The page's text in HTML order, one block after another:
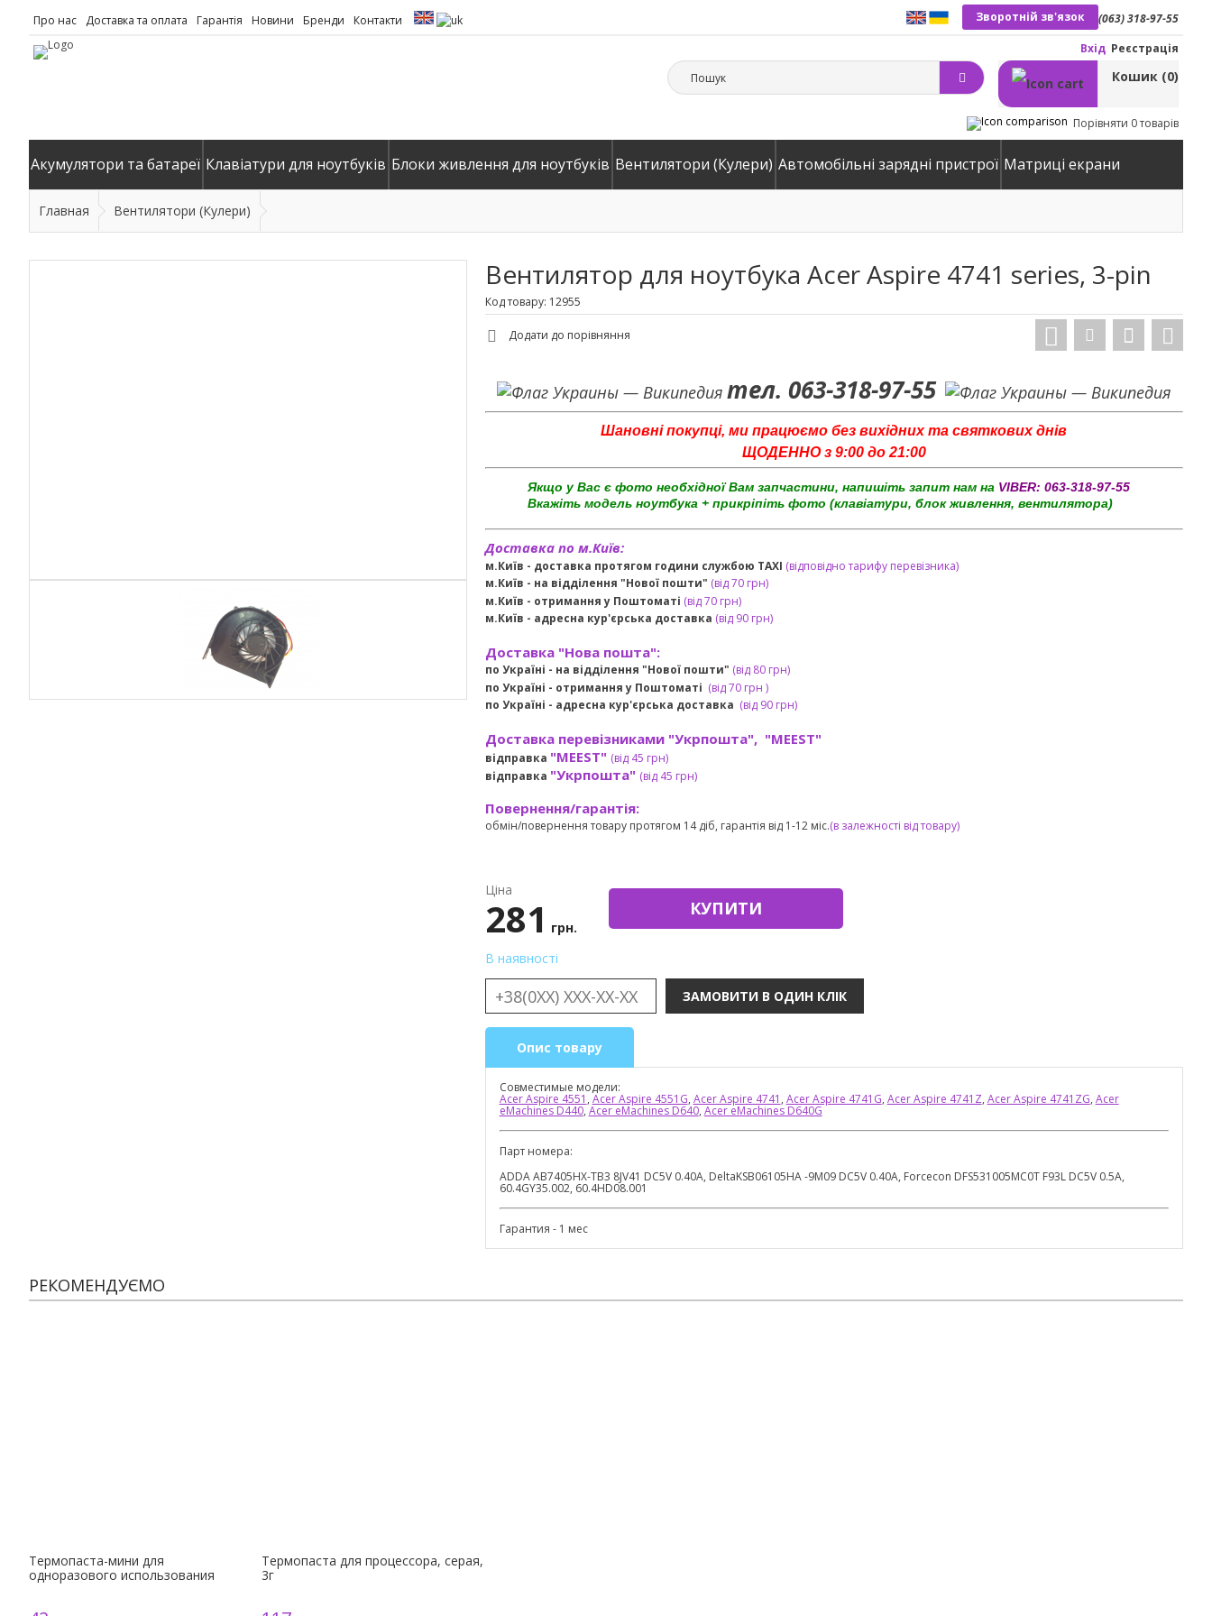
Про нас Доставка та оплата Гарантія Новини Бренди Контакти (063) 318-97-55
Зворотній зв'язок
Вхід Реєстрація
Кошик (0)
Порівняти 0 товарів
Акумулятори та батареї Клавіатури для ноутбуків Блоки живлення для ноутбуків Вентилятори (Кулери) Автомобільні зарядні пристрої Матриці екрани
Главная Вентилятори (Кулери)
Вентилятор для ноутбука Acer Aspire 4741 series, 3-pin
Код товару: 12955
Додати до порівняння
тел. 063-318-97-55
Шановні покупці, ми працюємо без вихідних та святкових днів
ЩОДЕННО з 9:00 до 21:00
Якщо у Вас є фото необхідної Вам запчастини, напишіть запит нам на VIBER: 063-318-97-55
Вкажіть модель ноутбука + прикріпіть фото (клавіатури, блок живлення, вентилятора)
Доставка по м.Київ:
м.Київ - доставка протягом години службою TAXI (відповідно тарифу перевізника)
м.Київ - на відділення "Нової пошти" (від 70 грн)
м.Київ - отримання у Поштоматі (від 70 грн)
м.Київ - адресна кур'єрська доставка (від90 грн)
Доставка "Нова пошта":
по Україні - на відділення "Нової пошти" (від 80 грн)
по Україні - отримання у Поштоматі (від 70 грн )
по Україні - адресна кур'єрська доставка (від90 грн)
Доставка перевізниками "Укрпошта", "MEEST"
відправка "MEEST" (від 45 грн)
відправка "Укрпошта" (від 45 грн)
Повернення/гарантія:
обмін/повернення товару протягом 14 діб, гарантія від 1-12 міс.(в залежності від товару)
Ціна
281 грн.
В наявності
КУПИТИ
Опис товару
Совместимые модели:
Acer Aspire 4551 , Acer Aspire 4551G, Acer Aspire 4741 , Acer Aspire 4741G, Acer Aspire 4741Z, Acer Aspire 4741ZG, Acer
eMachines D440, Acer eMachines D640, Acer eMachines D640G
Парт номера:
ADDA AB7405HX-TB3 8JV41 DC5V 0.40A, DeltaKSB06105HA -9M09 DC5V 0.40A, Forcecon DFS531005MC0T F93L DC5V 0.5A,
60.4GY35.002, 60.4HD08.001
Гарантия - 1 мес
РЕКОМЕНДУЄМО
Термопаста-мини для
одноразового использования
Термопаста для процессора, серая,
3г